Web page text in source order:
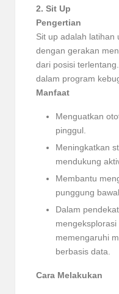
2. Sit Up
Pengertian
Sit up adalah latihan
dengan gerakan
dari posisi
dalam program
Manfaat
Menguatkan
pinggul.
Meningkatkan
mendukung
Membantu
punggung
Dalam
memengaruhi
berbasis data.
Cara Melakukan